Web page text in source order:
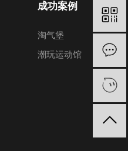
成功案例
淘气堡
潮玩运动馆